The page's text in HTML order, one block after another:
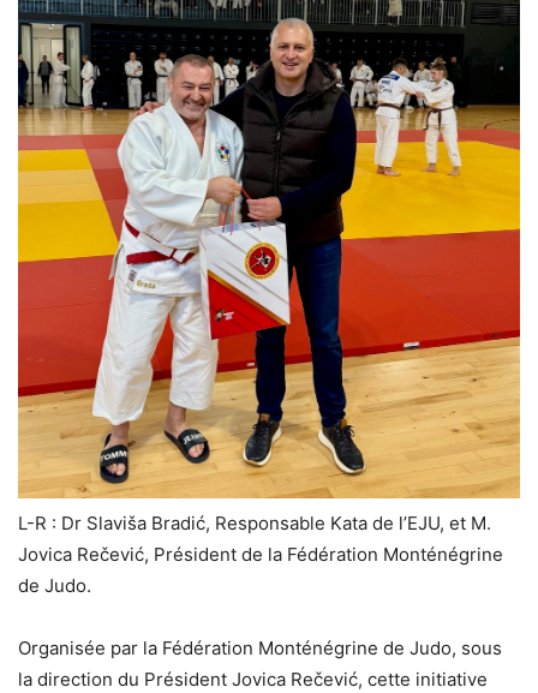
L-R : Dr Slaviša Bradić, Responsable Kata de l’EJU, et M.
Jovica Rečević, Président de la Fédération Monténégrine
de Judo.
Organisée par la Fédération Monténégrine de Judo, sous
la direction du Président Jovica Rečević, cette initiative